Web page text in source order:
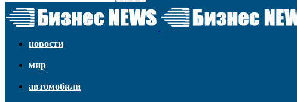
новости
мир
автомобили